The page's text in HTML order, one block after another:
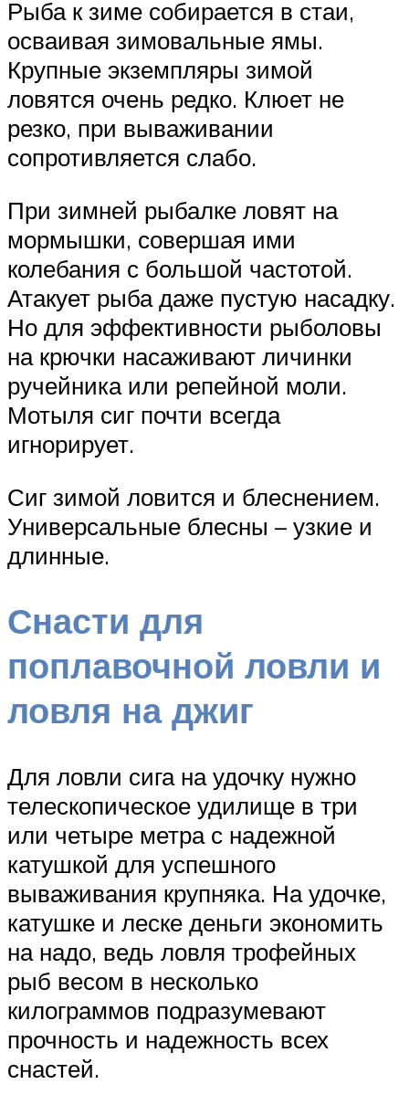
Рыба к зиме собирается в стаи,
осваивая зимовальные ямы.
Крупные экземпляры зимой
ловятся очень редко. Клюет не
резко, при вываживании
сопротивляется слабо.
При зимней рыбалке ловят на
мормышки, совершая ими
колебания с большой частотой.
Атакует рыба даже пустую насадку.
Но для эффективности рыболовы
на крючки насаживают личинки
ручейника или репейной моли.
Мотыля сиг почти всегда
игнорирует.
Сиг зимой ловится и блеснением.
Универсальные блесны – узкие и
длинные.
Снасти для
поплавочной ловли и
ловля на джиг
Для ловли сига на удочку нужно
телескопическое удилище в три
или четыре метра с надежной
катушкой для успешного
вываживания крупняка. На удочке,
катушке и леске деньги экономить
на надо, ведь ловля трофейных
рыб весом в несколько
килограммов подразумевают
прочность и надежность всех
снастей.